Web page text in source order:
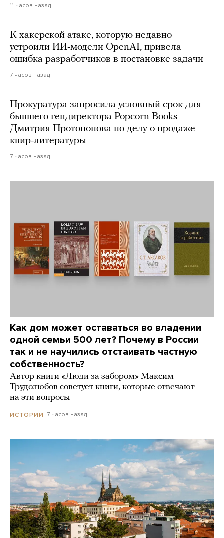
11 часов назад
К хакерской атаке, которую недавно
устроили ИИ-модели OpenAI, привела
ошибка разработчиков в постановке задачи
7 часов назад
Прокуратура запросила условный срок для
бывшего гендиректора Popcorn Books
Дмитрия Протопопова по делу о продаже
квир-литературы
7 часов назад
Как дом может оставаться во владении
одной семьи 500 лет? Почему в России
так и не научились отстаивать частную
собственность?
Автор книги «Люди за забором» Максим
Трудолюбов советует книги, которые отвечают
на эти вопросы
ИСТОРИИ 7 часов назад